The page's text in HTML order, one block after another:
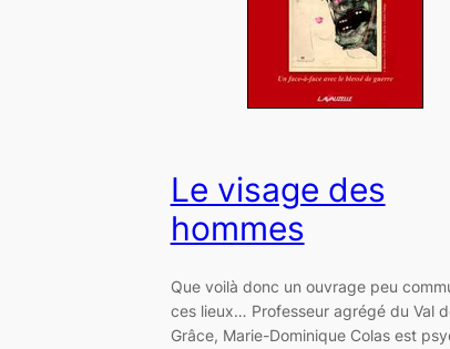
Le visage des
hommes
Que voilà donc un ouvrage peu
ces lieux… Professeur agrégé du Val
Grâce, Marie-Dominique Colas est